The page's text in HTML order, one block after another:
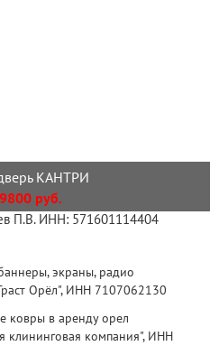
КАНТРИ
руб.
П.В. ИНН: 571601114404
Орёл", ИНН 7107062130
клининговая компания", ИНН